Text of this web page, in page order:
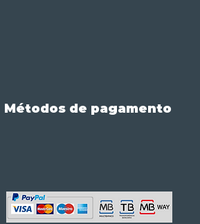
Métodos de pagamento